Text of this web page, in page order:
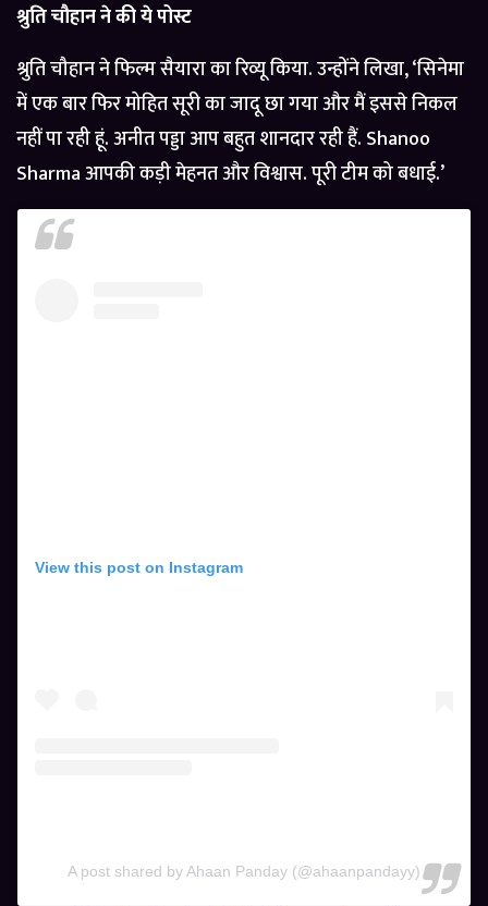
श्रुति चौहान ने की ये पोस्ट
श्रुति चौहान ने फिल्म सैयारा का रिव्यू किया. उन्होंने लिखा, ‘सिनेमा
में एक बार फिर मोहित सूरी का जादू छा गया और मैं इससे निकल
नहीं पा रही हूं. अनीत पड्डा आप बहुत शानदार रही हैं. Shanoo
Sharma आपकी कड़ी मेहनत और विश्वास. पूरी टीम को बधाई.’
View this post on Instagram
A post shared by Ahaan Panday (@ahaanpandayy)